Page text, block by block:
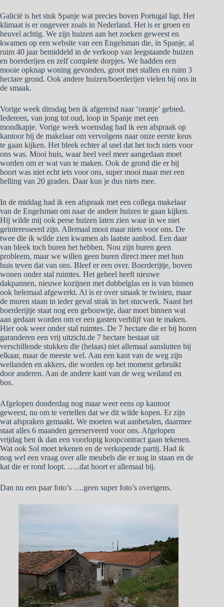
Galicië is het stuk Spanje wat precies boven Portugal ligt. Het
klimaat is er ongeveer zoals in Nederland. Het is er groen en
heuvel achtig. We zijn huizen aan het zoeken geweest en
kwamen op een website van een Engelsman die, in Spanje, al
ruim 40 jaar bemiddeld in de verkoop van leegstaande huizen
en boerderijen en zelf complete dorpjes. We hadden een
mooie opknap woning gevonden, groot met stallen en ruim 3
hectare grond. Ook andere huizen/boerderijen vielen bij ons in
de smaak.
Vorige week dinsdag ben ik afgereisd naar ‘oranje’ gebied.
Iedereen, van jong tot oud, loop in Spanje met een
mondkapje. Vorige week woensdag had ik een afspraak op
kantoor bij de makelaar om vervolgens naar onze eerste keus
te gaan kijken. Het bleek echter al snel dat het toch niets voor
ons was. Mooi huis, waar heel veel meer aangedaan moet
worden om er wat van te maken. Ook de grond die er bij
hoort was niet echt iets voor ons, super mooi maar met een
helling van 20 graden. Daar kun je dus niets mee.
In de middag had ik een afspraak met een collega makelaar
van de Engelsman om naar de andere huizen te gaan kijken.
Hij wilde mij ook perse huizen laten zien waar in we niet
geïnteresseerd zijn. Allemaal mooi maar niets voor ons. De
twee die ik wilde zien kwamen als laatste aanbod. Een daar
van bleek toch buren het hebben. Nou zijn buren geen
probleem, maar we willen geen buren direct meer met hun
huis teven dat van ons. Bleef er een over. Boerderijtje, boven
wonen onder stal ruimtes. Het geheel heeft nieuwe
dakpannen, nieuwe kozijnen met dubbelglas en is van binnen
ook helemaal afgewerkt. Al is er over smaak te twisten, maar
de muren staan in ieder geval strak in het stucwerk. Naast het
boerderijtje staat nog een gebouwtje, daar moet binnen wat
aan gedaan worden om er een gasten verblijf van te maken.
Hier ook weer onder stal ruimtes. De 7 hectare die er bij horen
garanderen een vrij uitzicht.de 7 hectare bestaat uit
verschillende stukken die (helaas) niet allemaal aansluiten bij
elkaar, maar de meeste wel. Aan een kant van de weg zijn
weilanden en akkers, die worden op het moment gebruikt
door anderen. Aan de andere kant van de weg weiland en
bos.
Afgelopen donderdag nog maar weer eens op kantoor
geweest, nu om te vertellen dat we dit wilde kopen. Er zijn
wat afspraken gemaakt. We moeten wat aanbetalen, daarmee
staat alles 6 maanden gereserveerd voor ons. Afgelopen
vrijdag ben ik dan een voorlopig koopcontract gaan tekenen.
Wat ook Sol moet tekenen en de verkopende partij. Had ik
nog wel een vraag over alle meubels die er nog in staan en de
kat die er rond loopt. …..dat hoort er allemaal bij.
Dan nu een paar foto’s ….geen super foto’s overigens.